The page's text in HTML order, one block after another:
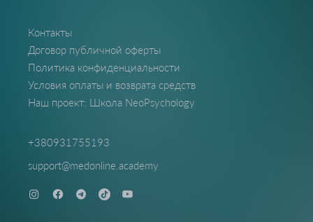
Контакты
Договор публичной оферты
Политика конфиденциальности
Условия оплаты и возврата средств
Наш проект: Школа NeoPsychology
+380931755193
support@medonline.academy